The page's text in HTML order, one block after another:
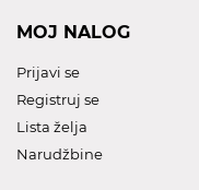
MOJ NALOG
Prijavi se
Registruj se
Lista želja
Narudžbine